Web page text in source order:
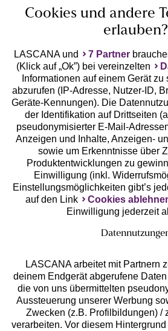
Geprüfte Sicherheit
Unsere Apps
Services
Beratung
Cookies und andere
erlauben?
LASCANA und 7 Partner
(Klick auf „Ok”) bei vereinzelten
Informationen auf einem Gerät
abzurufen (IP-Adresse, Nutzer-ID,
Geräte-Kennungen). Die
der Identifikation auf Drittseiten
pseudonymisierter E-Mail-
Anzeigen und Inhalte, Anzeigen-
sowie um Erkenntnisse über
Produktentwicklungen zu
Einwilligung (inkl.
Einstellungsmöglichkeiten gibt’s
auf den Link
Cookies
Einwilligung jederzeit
LASCANA arbeitet mit Partnern
deinem Endgerät abgerufene
die von uns übermittelten
Aussteuerung unserer Werbung
Zwecken (z.B. Profilbildungen) /
verarbeiten. Vor diesem